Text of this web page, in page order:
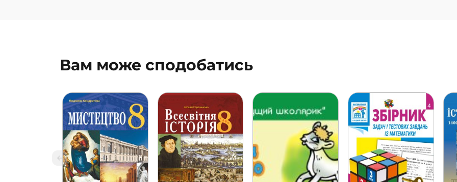
Вам може сподобатись